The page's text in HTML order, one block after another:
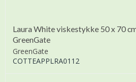
Laura White viskestykke 50 x 70
GreenGate
GreenGate
COTTEAPPLRA0112